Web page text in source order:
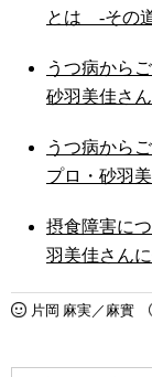
とは -その
うつ病から
砂羽美佳さ
うつ病から
プロ・砂羽
摂食障害に
羽美佳さん
片岡 麻実／麻實